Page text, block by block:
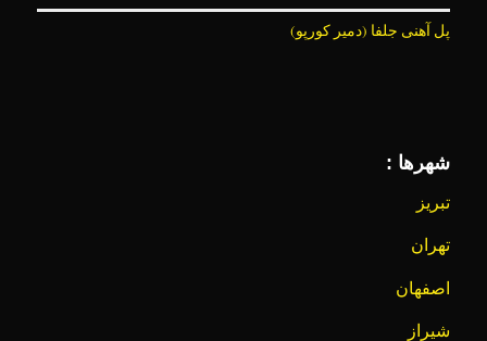
پل آهنی جلفا (دمیر کورپو)
شهرها :
تبریز
تهران
اصفهان
شیراز